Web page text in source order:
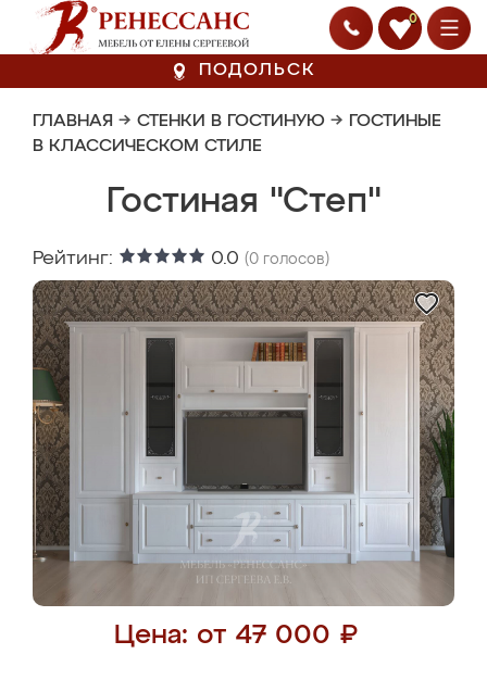
0
ПОДОЛЬСК
ГЛАВНАЯ → СТЕНКИ В ГОСТИНУЮ → ГОСТИНЫЕ
В КЛАССИЧЕСКОМ СТИЛЕ
Гостиная "Степ"
Рейтинг: 0.0 (0 голосов)
Цена: от 47 000 ₽